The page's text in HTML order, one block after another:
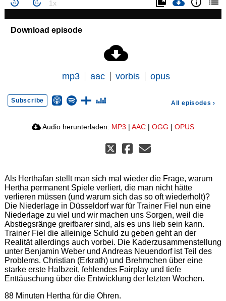
Download episode
mp3 aac vorbis opus
Subscribe All episodes ›
Audio herunterladen: MP3 | AAC | OGG | OPUS
Als Herthafan stellt man sich mal wieder die Frage, warum
Hertha permanent Spiele verliert, die man nicht hätte
verlieren müssen (und warum sich das so oft wiederholt)?
Die Niederlage in Düsseldorf war für Trainer Fiel nun eine
Niederlage zu viel und wir machen uns Sorgen, weil die
Abstiegsränge greifbarer sind, als es uns lieb sein kann.
Trainer Fiel die alleinige Schuld zu geben geht an der
Realität allerdings auch vorbei. Die Kaderzusammenstellung
unter Benjamin Weber und Andreas Neuendorf ist Teil des
Problems. Christian (Erkrath) und Brehmchen über eine
starke erste Halbzeit, fehlendes Fairplay und tiefe
Enttäuschung über die Entwicklung der letzten Wochen.
88 Minuten Hertha für die Ohren.